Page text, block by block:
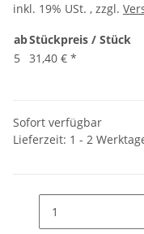
inkl. 19% USt. , zzgl.
abStückpreis / Stück
5
31,40 € *
Sofort verfügbar
Lieferzeit: 1 - 2